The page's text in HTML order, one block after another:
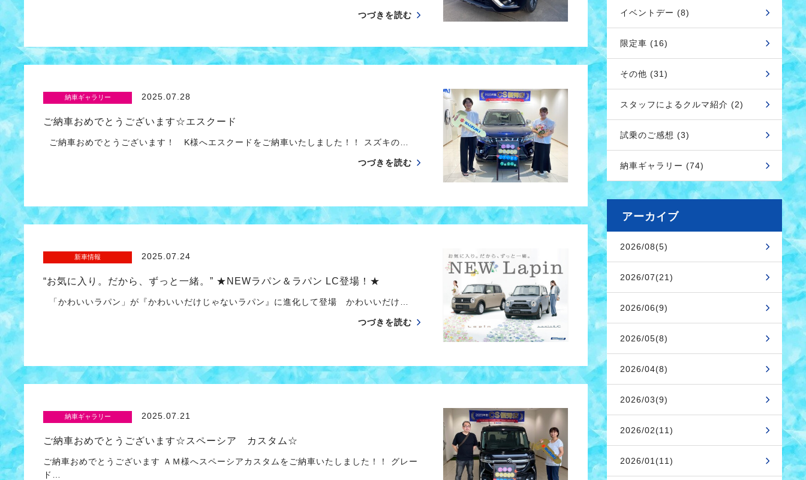
つづきを読む
納車ギャラリー 2025.07.28
ご納車おめでとうございます☆エスクード
ご納車おめでとうございます！ K様へエスクードをご納車いたしました！！ スズキの…
つづきを読む
新車情報 2025.07.24
“お気に入り。だから、ずっと一緒。” ★NEWラパン＆ラパン LC登場！★
「かわいいラパン」が『かわいいだけじゃないラパン』に進化して登場 かわいいだけ…
つづきを読む
納車ギャラリー 2025.07.21
ご納車おめでとうございます☆スペーシア カスタム☆
ご納車おめでとうございます ＡＭ様へスペーシアカスタムをご納車いたしました！！ グレー
ド…
イベントデー (8)
限定車 (16)
その他 (31)
スタッフによるクルマ紹介 (2)
試乗のご感想 (3)
納車ギャラリー (74)
アーカイブ
2026/08(5)
2026/07(21)
2026/06(9)
2026/05(8)
2026/04(8)
2026/03(9)
2026/02(11)
2026/01(11)